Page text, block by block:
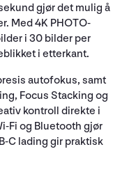
gjør det mulig å
Med 4K PHOTO-
i 30 bilder per
i etterkant.
autofokus, samt
Focus Stacking og
kontroll direkte i
Fi og Bluetooth gjør
C lading gir praktisk